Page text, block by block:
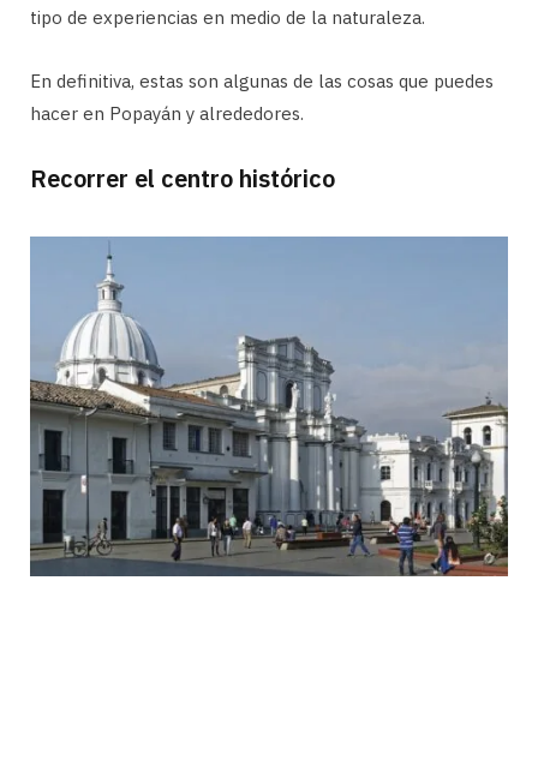
tipo de experiencias en medio de la naturaleza.
En definitiva, estas son algunas de las cosas que puedes
hacer en Popayán y alrededores.
Recorrer el centro histórico